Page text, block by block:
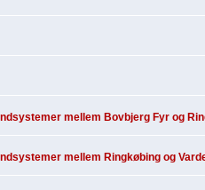
mellem Bovbjerg Fyr og
mellem Ringkøbing og